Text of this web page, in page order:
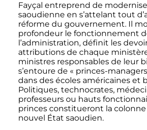
Fayçal entreprend de
saoudienne en s’attelant tout
réforme du gouvernement. Il
profondeur le fonctionnement
l’administration, définit les
attributions de chaque
ministres responsables de leur
s’entoure de « princes-managers
dans des écoles américaines et
Politiques, technocrates,
professeurs ou hauts
princes constitueront la
nouvel État saoudien.